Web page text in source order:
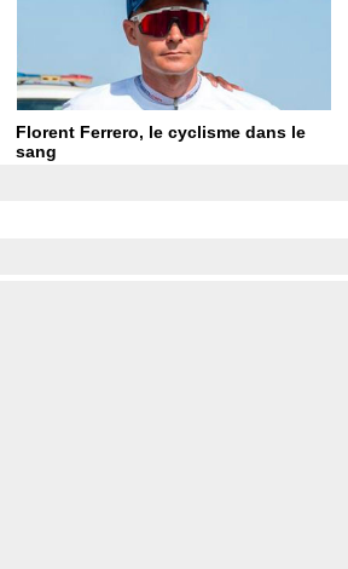
Florent Ferrero, le cyclisme dans le
sang